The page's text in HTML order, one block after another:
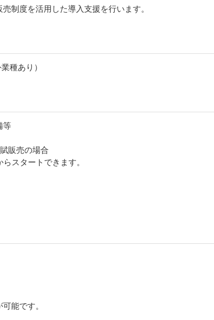
制度を活用した導入支援を行います。
種あり）
等
販売の場合
タートできます。
能です。